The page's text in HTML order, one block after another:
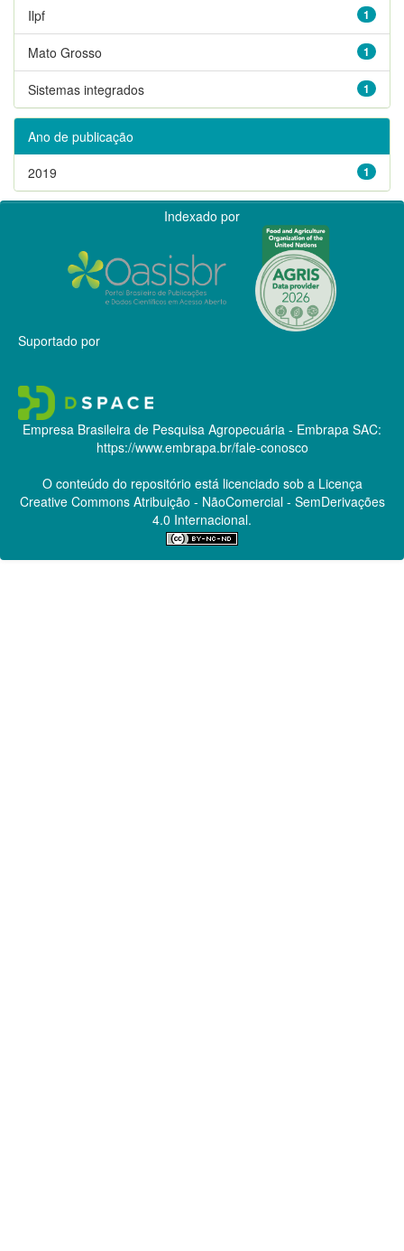
1
Ilpf
1
Mato Grosso
1
Sistemas integrados
Ano de publicação
1
2019
Indexado por
Suportado por
Empresa Brasileira de Pesquisa Agropecuária - Embrapa SAC:
https://www.embrapa.br/fale-conosco
O conteúdo do repositório está licenciado sob a Licença
Creative CommonsAtribuição - NãoComercial - SemDerivações
4.0 Internacional.